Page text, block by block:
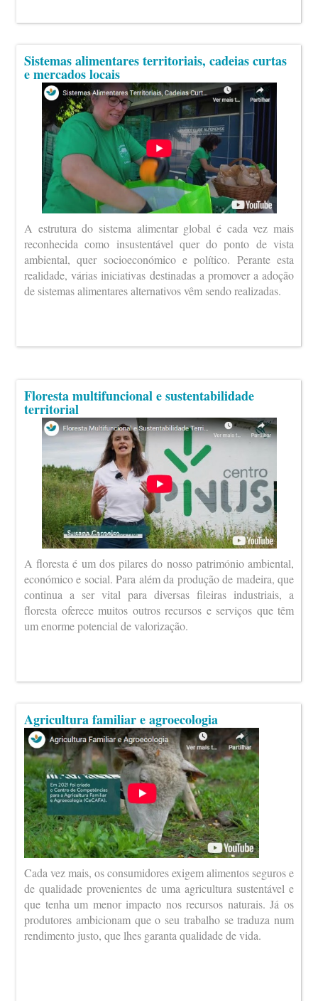
Sistemas alimentares territoriais, cadeias curtas
e mercados locais
A estrutura do sistema alimentar global é cada vez mais
reconhecida como insustentável quer do ponto de vista
ambiental, quer socioeconómico e político. Perante esta
realidade, várias iniciativas destinadas a promover a adoção
de sistemas alimentares alternativos vêm sendo realizadas.
Floresta multifuncional e sustentabilidade
territorial
A floresta é um dos pilares do nosso património ambiental,
económico e social. Para além da produção de madeira, que
continua a ser vital para diversas fileiras industriais, a
floresta oferece muitos outros recursos e serviços que têm
um enorme potencial de valorização.
Agricultura familiar e agroecologia
Cada vez mais, os consumidores exigem alimentos seguros e
de qualidade provenientes de uma agricultura sustentável e
que tenha um menor impacto nos recursos naturais. Já os
produtores ambicionam que o seu trabalho se traduza num
rendimento justo, que lhes garanta qualidade de vida.